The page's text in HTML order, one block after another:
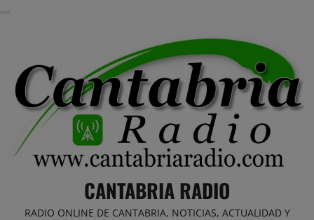
CANTABRIA RADIO
RADIO ONLINE DE CANTABRIA, NOTICIAS, ACTUALIDAD Y